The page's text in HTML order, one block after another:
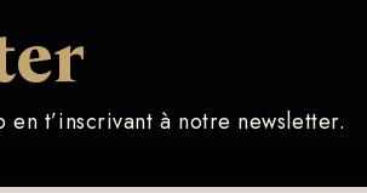
t’inscrivant à notre newsletter.